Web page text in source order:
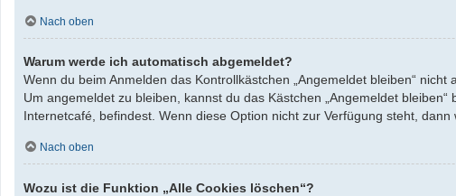
Nach oben
Warum werde ich automatisch abgemeldet?
Wenn du beim Anmelden das Kontrollkästchen „Angemeldet bleiben“
Um angemeldet zu bleiben, kannst du das Kästchen „Angemeldet
Internetcafé, befindest. Wenn diese Option nicht zur Verfügung steht,
Nach oben
Wozu ist die Funktion „Alle Cookies löschen“?